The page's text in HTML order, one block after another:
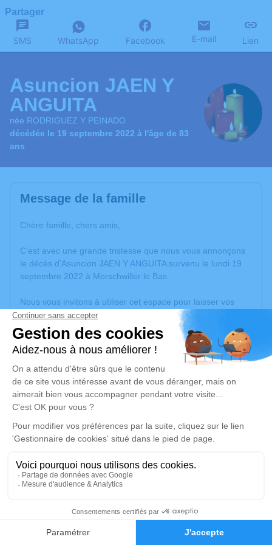
Faire-part Hommages
Partager
SMS WhatsApp Facebook E-mail Lien
Asuncion JAEN Y
ANGUITA
née RODRIGUEZ Y PEINADO
décédée le 19 septembre 2022 à l'âge de 83
ans
Message de la famille
Chère famille, chers amis,
C’est avec une grande tristesse que nous vous annonçons
le décès d’Asuncion JAEN Y ANGUITA survenu le lundi 19
septembre 2022 à Morschwiller le Bas.
Nous vous invitons à utiliser cet espace pour laisser vos
condoléances, partager des photos souvenirs, une
anecdote ou exprimer vos pensées à travers des poèmes
ou des textes. Cet endroit est un lieu d'expression dédié à
honorer la mémoire d’Asuncion JAEN Y ANGUITA.
Un service de plantation d’arbre hommage estdisponible
ici.
Je rends hommage
Cérémonie religieuse
jeudi 22 septembre 2022 à 14h00
Église Saint Ulrich de Morschwiller-le-Bas
68790 Morschwiller-le-Bas